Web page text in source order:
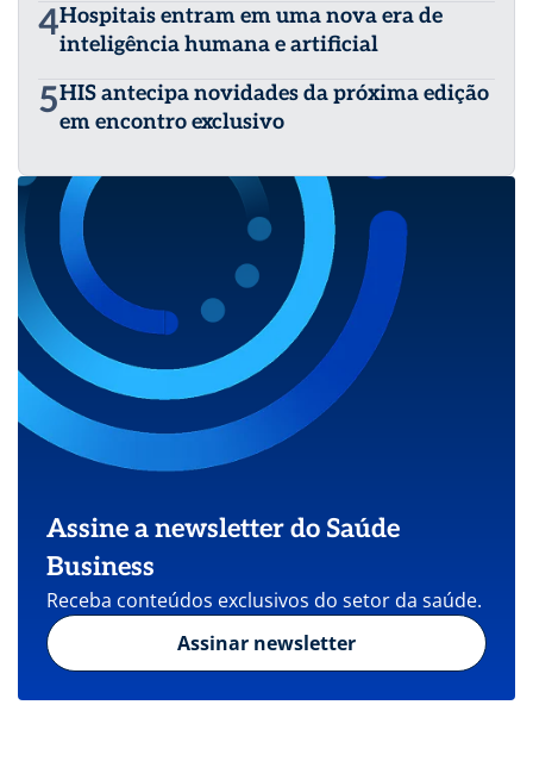
4Hospitais entram em uma nova era de
inteligência humana e artificial
5HIS antecipa novidades da próxima edição
em encontro exclusivo
Assine a newsletter do Saúde
Business
Receba conteúdos exclusivos do setor da saúde.
Assinar newsletter